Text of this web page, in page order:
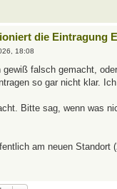
die Eintragung
18:08
gewiß falsch gemacht,
so gar nicht klar.
Bitte sag, wenn was
am neuen Standort